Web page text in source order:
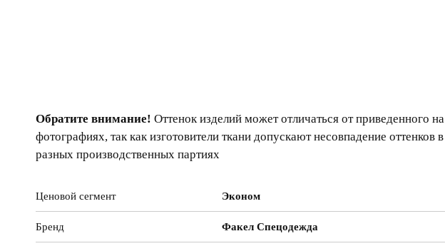
Обратите внимание! Оттенок изделий может отличаться от приведенного на
фотографиях, так как изготовители ткани допускают несовпадение оттенков в
разных производственных партиях
Ценовой сегмент Эконом
Бренд Факел Спецодежда